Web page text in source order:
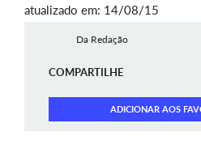
atualizado em: 14/08/15
Da Redação
COMPARTILHE
ADICIONAR AOS